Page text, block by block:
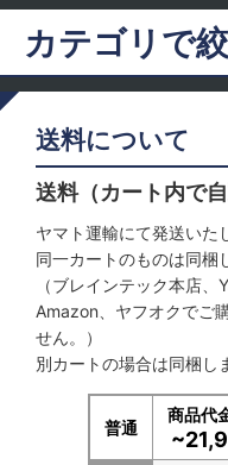
カテゴリで
フロントドア
サンルーフ
送料について
送料（カート内で
ヤマト運輸にて発送いた
同一カートのものは同梱
（ブレインテック本店、
Amazon、ヤフオクでご
せん。）
別カートの場合は同梱し
普通
商品代